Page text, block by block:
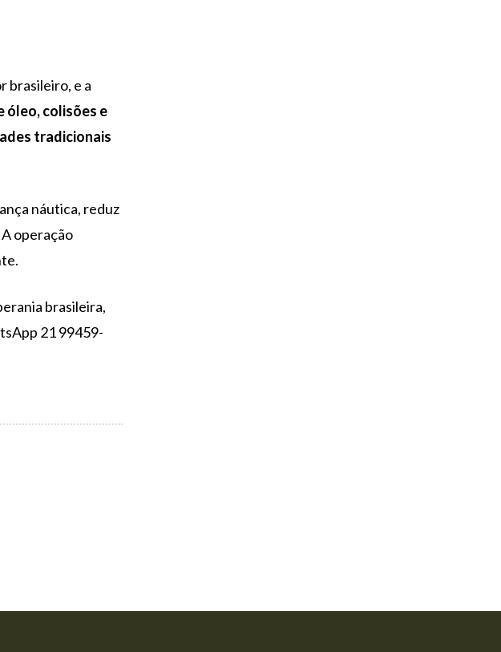
brasileiro, e a
óleo, colisões e
tradicionais
náutica, reduz
operação
brasileira,
21 99459-